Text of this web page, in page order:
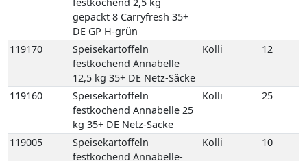
Speisekartoffeln
festkochend Annabelle 25
kg 35+ DE Netz-Säcke
119005
Speisekartoffeln
festkochend Annabelle-
Drillinge 10 kg DE Netz-
Säcke
Kolli 10
Speisekartoffeln
festkochend Drillinge
Neue Ernte 10 kg 18/35 FR